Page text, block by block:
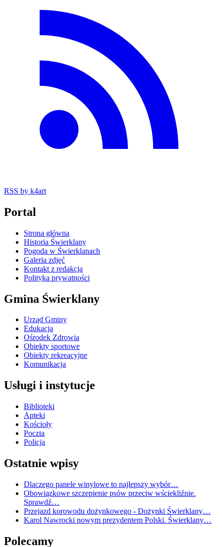
RSS by k4art
Portal
Strona główna
Historia Świerklany
Pogoda w Świerklanach
Galeria zdjęć
Kontakt z redakcją
Polityka prywatności
Gmina Świerklany
Urząd Gminy
Edukacja
Ośrodek Zdrowia
Obiekty sportowe
Obiekty rekreacyjne
Komunikacja
Usługi i instytucje
Biblioteki
Apteki
Kościoły
Poczta
Policja
Ostatnie wpisy
Dlaczego panele winylowe to najlepszy wybór…
Obowiązkowe szczepienie psów przeciw wściekliźnie.
Sprawdź…
Przejazd korowodu dożynkowego - Dożynki Świerklany…
Karol Nawrocki nowym prezydentem Polski. Świerklany…
Polecamy